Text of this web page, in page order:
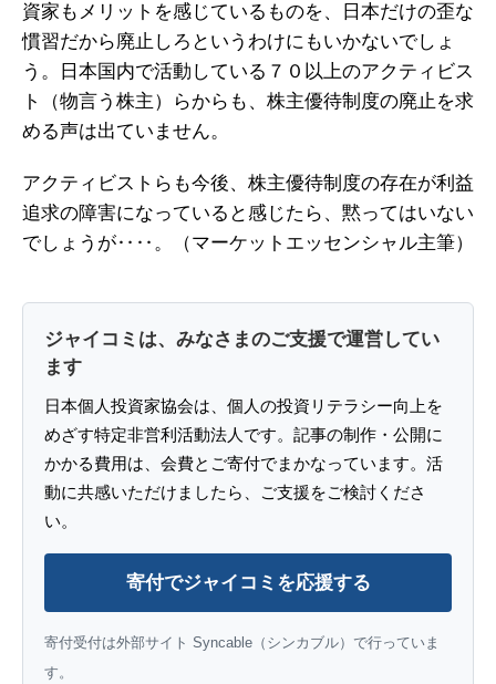
資家もメリットを感じているものを、日本だけの歪な
慣習だから廃止しろというわけにもいかないでしょ
う。日本国内で活動している７０以上のアクティビス
ト（物言う株主）らからも、株主優待制度の廃止を求
める声は出ていません。
アクティビストらも今後、株主優待制度の存在が利益
追求の障害になっていると感じたら、黙ってはいない
でしょうが‥‥。（マーケットエッセンシャル主筆）
ジャイコミは、みなさまのご支援で運営してい
ます
日本個人投資家協会は、個人の投資リテラシー向上を
めざす特定非営利活動法人です。記事の制作・公開に
かかる費用は、会費とご寄付でまかなっています。活
動に共感いただけましたら、ご支援をご検討くださ
い。
寄付でジャイコミを応援する
寄付受付は外部サイト Syncable（シンカブル）で行っていま
す。